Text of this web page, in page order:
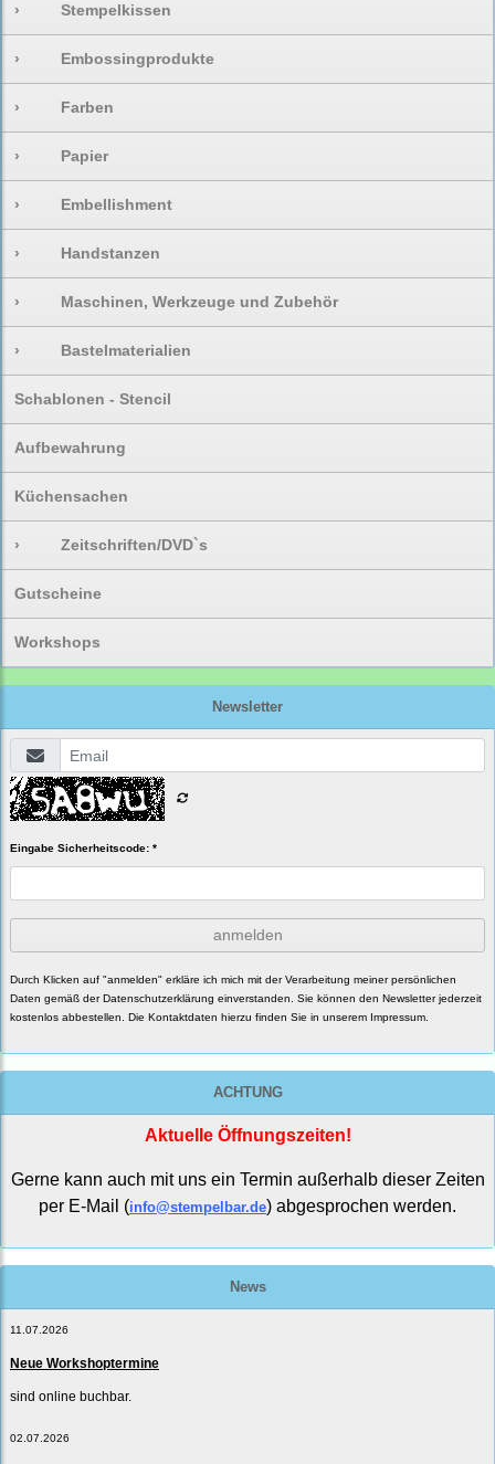
› Stempelkissen
› Embossingprodukte
› Farben
› Papier
› Embellishment
› Handstanzen
› Maschinen, Werkzeuge und Zubehör
› Bastelmaterialien
Schablonen - Stencil
Aufbewahrung
Küchensachen
› Zeitschriften/DVD`s
Gutscheine
Workshops
Newsletter
Eingabe Sicherheitscode: *
anmelden
Durch Klicken auf "anmelden" erkläre ich mich mit der Verarbeitung meiner persönlichen
Daten gemäß derDatenschutzerklärung einverstanden. Sie können den Newsletter jederzeit
kostenlos abbestellen. Die Kontaktdaten hierzu finden Sie in unserem Impressum.
ACHTUNG
Aktuelle Öffnungszeiten!
Gerne kann auch mit uns ein Termin außerhalb dieser Zeiten
per E-Mail (info@stempelbar.de) abgesprochen werden.
News
11.07.2026
Neue Workshoptermine
sind online buchbar.
02.07.2026